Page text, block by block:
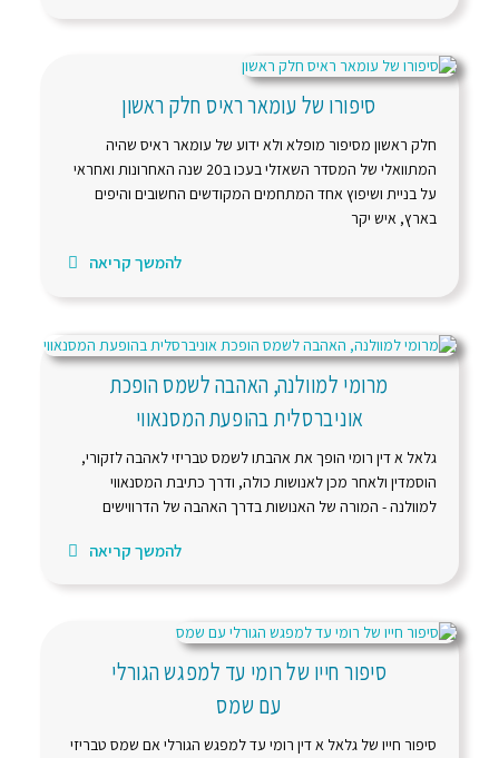
סיפורו של עומאר ראיס חלק ראשון
חלק ראשון מסיפור מופלא ולא ידוע של עומאר ראיס שהיה
המתוואלי של המסדר השאזלי בעכו ב20 שנה האחרונות ואחראי
על בניית ושיפוץ אחד המתחמים המקודשים החשובים והיפים
בארץ, איש יקר
להמשך קריאה
מרומי למוולנה, האהבה לשמס הופכת
אוניברסלית בהופעת המסנאווי
גלאל א דין רומי הופך את אהבתו לשמס טבריזי לאהבה לזקורי,
הוסמדין ולאחר מכן לאנושות כולה, ודרך כתיבת המסנאווי
למוולנה - המורה של האנושות בדרך האהבה של הדרווישים
להמשך קריאה
סיפור חייו של רומי עד למפגש הגורלי
עם שמס
סיפור חייו של גלאל א דין רומי עד למפגש הגורלי אם שמס טבריזי